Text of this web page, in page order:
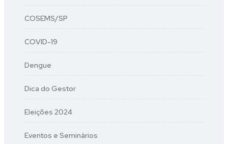
COSEMS/SP
COVID-19
Dengue
Dica do Gestor
Eleições 2024
Eventos e Seminários